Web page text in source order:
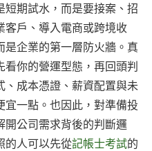
期試水，而是要接案、招
客戶、導入電商或跨境收
企業的第一層防火牆。真
你的營運型態，再回頭判
、成本憑證、薪資配置與未
一點。也因此，對準備投
開公司需求背後的判斷邏
的人可以先從記帳士考試的